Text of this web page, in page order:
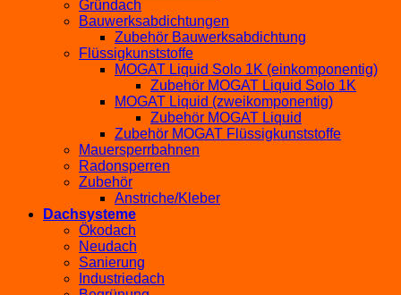
Gründach
Bauwerksabdichtungen
Zubehör Bauwerksabdichtung
Flüssigkunststoffe
MOGAT Liquid Solo 1K (einkomponentig)
Zubehör MOGAT Liquid Solo 1K
MOGAT Liquid (zweikomponentig)
Zubehör MOGAT Liquid
Zubehör MOGAT Flüssigkunststoffe
Mauersperrbahnen
Radonsperren
Zubehör
Anstriche/Kleber
Dachsysteme
Ökodach
Neudach
Sanierung
Industriedach